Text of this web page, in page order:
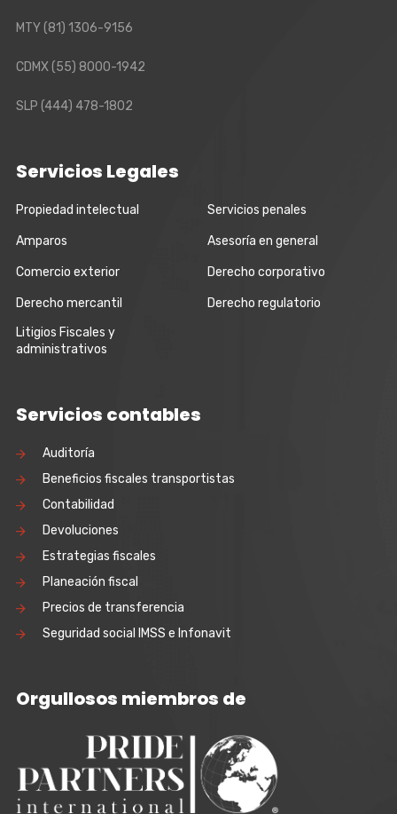
MTY(81) 1306-9156
CDMX(55) 8000-1942
SLP (444) 478-1802
Servicios Legales
Propiedad intelectual Servicios penales
Amparos Asesoría en general
Comercio exterior Derecho corporativo
Derecho mercantil
Derecho regulatorio
Litigios Fiscales y
administrativos
Servicios contables
Auditoría
Beneficios fiscales transportistas
Contabilidad
Devoluciones
Estrategias fiscales
Planeación fiscal
Precios de transferencia
Seguridad social IMSS e Infonavit
Orgullosos miembros de